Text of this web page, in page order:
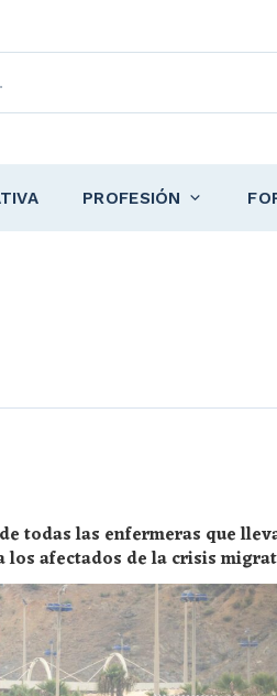
PROFESIÓN
todas las enfermeras que
los afectados de la crisis